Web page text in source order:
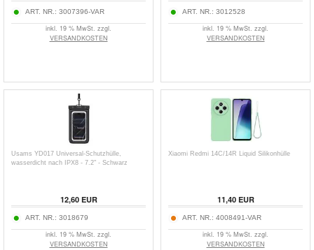
ART. NR.: 3007396-VAR
inkl. 19 % MwSt. zzgl.
VERSANDKOSTEN
ART. NR.: 3012528
inkl. 19 % MwSt. zzgl.
VERSANDKOSTEN
Usams YD017 Universal-Schutzhülle,
wasserdicht nach IPX8 - 7.2" - Schwarz
12,60EUR
ART. NR.: 3018679
inkl. 19 % MwSt. zzgl.
VERSANDKOSTEN
Xiaomi Redmi 14C/14R Liquid Silikonhülle
11,40EUR
ART. NR.: 4008491-VAR
inkl. 19 % MwSt. zzgl.
VERSANDKOSTEN